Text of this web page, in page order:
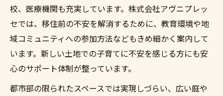
校、医療機関も充実しています。株式会社アヴニプレッ
セでは、移住前の不安を解消するために、教育環境や地
域コミュニティへの参加方法などもきめ細かく案内して
います。新しい土地での子育てに不安を感じる方にも安
心のサポート体制が整っています。
都市部の限られたスペースでは実現しづらい、広い庭や